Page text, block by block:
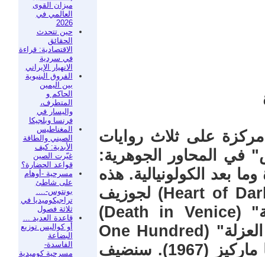
ميزان القوى
العالمي في
2026
حين تتحدث
الحقائق
الاقتصادية: قراءة
في سردية
الانهيار الإيراني
الفروق البنيوية
بين اليمين
الحاكم و
المتطرف،
واليسار في
فرنسا وبلجيكا
المغناطيس
الصيني والطاقة
الأبدية: كيف
غيّرت الصين
قواعد الحضارة؟
مسرحية -أوهام
على شاطئ
بونتوس-....
تراجيكوميديا في
ثلاثة فصول
قاعدة العديد ...
أو كواليس توزيع
البضاعة
الفاسدة-
مسرحية كوميدية
على ثلاث روايات
المحاور الجوهرية:
بعد الكولونيالية. هذه
الروايات هي: "قلب الظلام" (Heart of Darkness) لجوزيف
كونراد (1899)، "الموت في البندقية" (Death in Venice)
لتوماس مان (1912)، و"مئة عام من العزلة" (One Hundred
Years of Solitude) لغابرييل غارسيا ماركيز (1967). سنضيف